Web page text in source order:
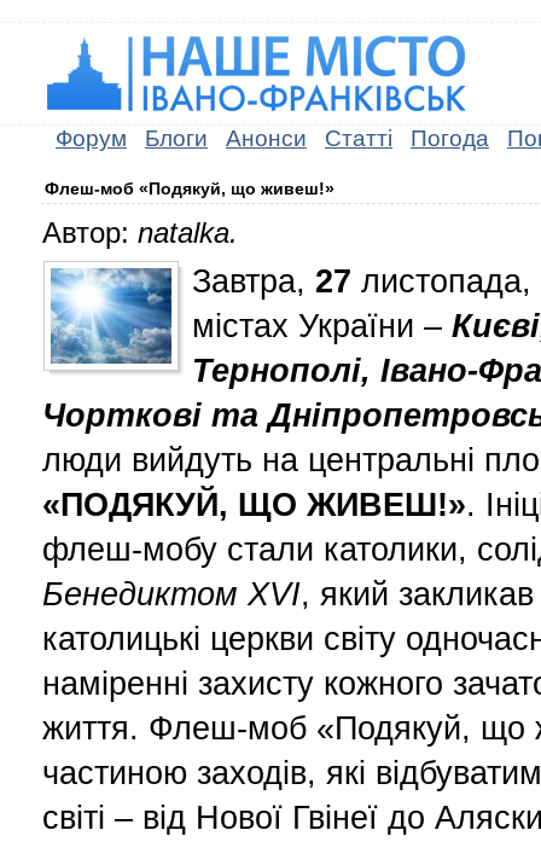
Форум Блоги Анонси Статті Погода
Флеш-моб «Подякуй, що живеш!»
Автор: natalka.
Завтра, 27
містах України –
Тернополі, Івано-
Чорткові та
люди вийдуть на центральні
«ПОДЯКУЙ, ЩО ЖИВЕШ!».
флеш-мобу стали католики,
Бенедиктом XVI, який
католицькі церкви світу
наміренні захисту кожного
життя. Флеш-моб «Подякуй, що
частиною заходів, які
світі – від Нової Гвінеї до